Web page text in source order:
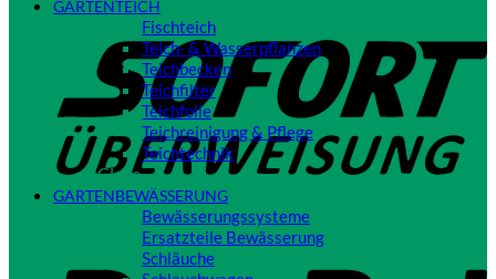
GARTENTEICH
Fischteich
Teich- & Wasserpflanzen
Teichbecken
Teichfilter
Teichfolie
Teichreinigung & Pflege
Teichtechnik
Close
GARTENBEWÄSSERUNG
Bewässerungssysteme
Ersatzteile Bewässerung
Schläuche